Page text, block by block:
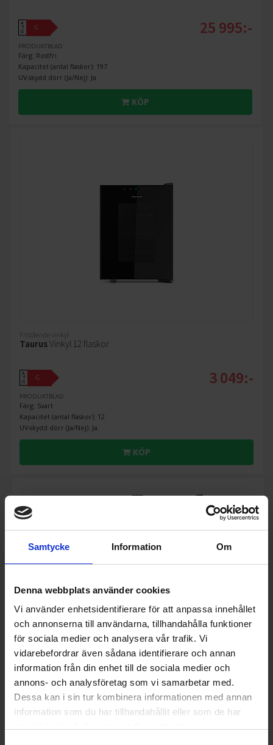
Samtycke Information Om
Denna webbplats använder cookies
Vi använder enhetsidentifierare för att anpassa innehållet
och annonserna till användarna, tillhandahålla funktioner
för sociala medier och analysera vår trafik. Vi
vidarebefordrar även sådana identifierare och annan
information från din enhet till de sociala medier och
annons- och analysföretag som vi samarbetar med.
Dessa kan i sin tur kombinera informationen med annan
information som du har tillhandahållit eller som de har
A
↑
G
G
PRODUKTBLAD
Färg: Rostfri
Kapacitet (antal flaskor): 197
UV-skydd dörr (Ja/Nej): Ja
25 995:-
KÖP
Fristående vinkyl
TaurusVinkyl 12 flaskor
A
↑
G
G
PRODUKTBLAD
Färg: Svart
Kapacitet (antal flaskor): 12
UV-skydd dörr (Ja/Nej): Ja
3 049:-
KÖP
Vinkyl inbyggnad
Electrolux EWS4052B5B
G 15 648:-